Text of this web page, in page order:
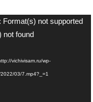
Format(s) not supported
not found
vichivisam.ru/wp-
03/7.mp4?_=1